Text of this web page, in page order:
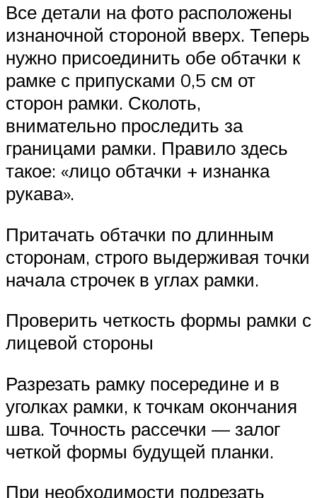
Все детали на фото расположены
изнаночной стороной вверх. Теперь
нужно присоединить обе обтачки к
рамке с припусками 0,5 см от
сторон рамки. Сколоть,
внимательно проследить за
границами рамки. Правило здесь
такое: «лицо обтачки + изнанка
рукава».
Притачать обтачки по длинным
сторонам, строго выдерживая точки
начала строчек в углах рамки.
Проверить четкость формы рамки с
лицевой стороны
Разрезать рамку посередине и в
уголках рамки, к точкам окончания
шва. Точность рассечки — залог
четкой формы будущей планки.
При необходимости подрезать